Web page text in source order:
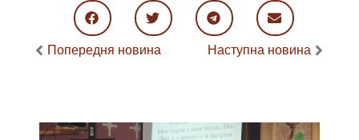
Попередня новина Наступна новина